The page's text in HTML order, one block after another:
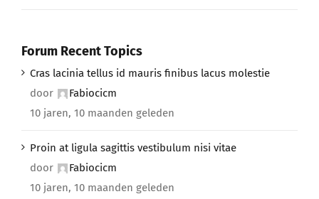
Forum Recent Topics
Cras lacinia tellus id mauris finibus lacus molestie
door
Fabiocicm
10 jaren, 10 maanden geleden
Proin at ligula sagittis vestibulum nisi vitae
door
Fabiocicm
10 jaren, 10 maanden geleden